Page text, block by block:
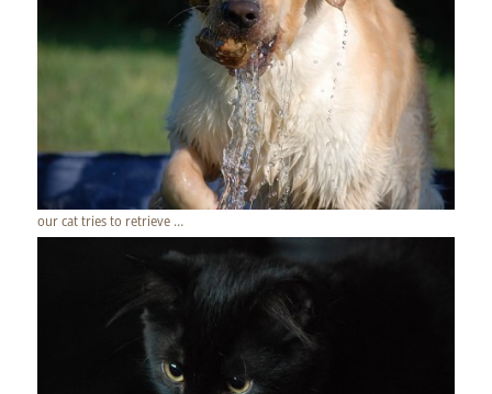
our cat tries to retrieve …